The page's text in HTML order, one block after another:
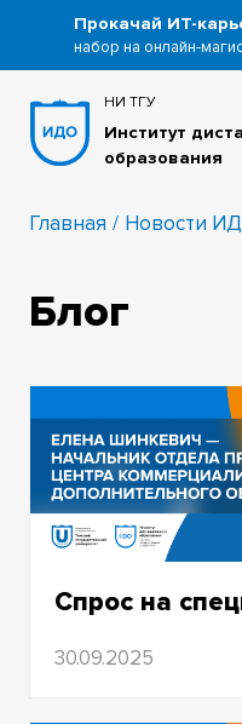
Прокачай ИТ-
набор на онлайн-
НИ ТГУ
Институт
образования
Главная Новости
Блог
Спрос на
Елена Шинкевич
30.09.2025